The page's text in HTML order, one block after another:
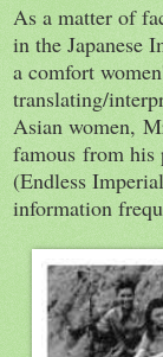
As a matter of
in the Japanese
a comfort
translating/
Asian women,
famous from his
(Endless
information